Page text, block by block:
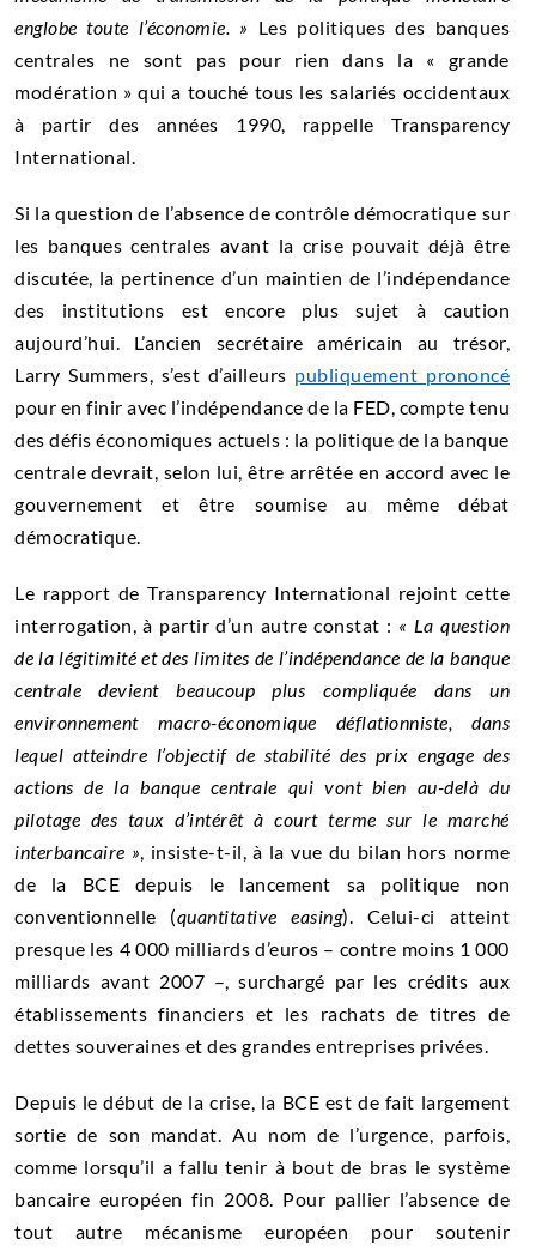
englobe toute l’économie. » Les politiques des banques
centrales ne sont pas pour rien dans la « grande
modération » qui a touché tous les salariés occidentaux
à partir des années 1990, rappelle Transparency
International.
Si la question de l’absence de contrôle démocratique sur
les banques centrales avant la crise pouvait déjà être
discutée, la pertinence d’un maintien de l’indépendance
des institutions est encore plus sujet à caution
aujourd’hui. L’ancien secrétaire américain au trésor,
Larry Summers, s’est d’ailleurs publiquement prononcé
pour en finir avec l’indépendance de la FED, compte tenu
des défis économiques actuels : la politique de la banque
centrale devrait, selon lui, être arrêtée en accord avec le
gouvernement et être soumise au même débat
démocratique.
Le rapport de Transparency International rejoint cette
interrogation, à partir d’un autre constat : « La question
de la légitimité et des limites de l’indépendance de la banque
centrale devient beaucoup plus compliquée dans un
environnement macro-économique déflationniste, dans
lequel atteindre l’objectif de stabilité des prix engage des
actions de la banque centrale qui vont bien au-delà du
pilotage des taux d’intérêt à court terme sur le marché
interbancaire », insiste-t-il, à la vue du bilan hors norme
de la BCE depuis le lancement sa politique non
conventionnelle (quantitative easing). Celui-ci atteint
presque les 4 000 milliards d’euros – contre moins 1 000
milliards avant 2007 –, surchargé par les crédits aux
établissements financiers et les rachats de titres de
dettes souveraines et des grandes entreprises privées.
Depuis le début de la crise, la BCE est de fait largement
sortie de son mandat. Au nom de l’urgence, parfois,
comme lorsqu’il a fallu tenir à bout de bras le système
bancaire européen fin 2008. Pour pallier l’absence de
tout autre mécanisme européen pour soutenir